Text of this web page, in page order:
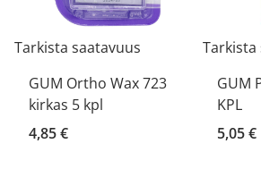
Tarkista saatavuus
GUM Ortho Wax 723
kirkas 5 kpl
4,85 €
Tarkista
GUM
KPL
5,05 €